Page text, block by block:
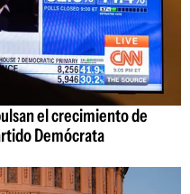
el crecimiento de
Demócrata